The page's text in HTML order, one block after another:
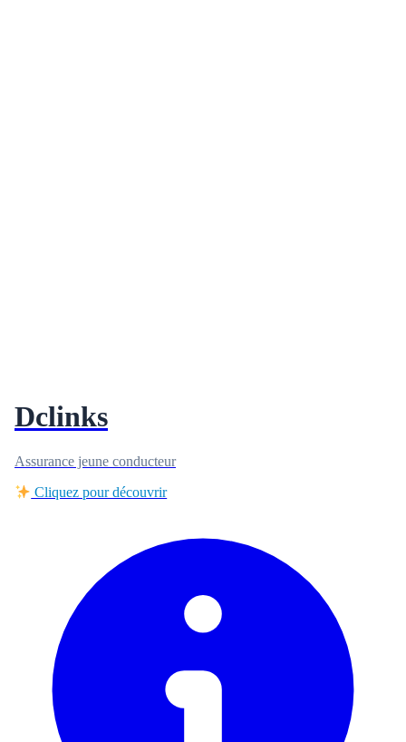
Dclinks
Assurance jeune conducteur
Cliquez pour découvrir